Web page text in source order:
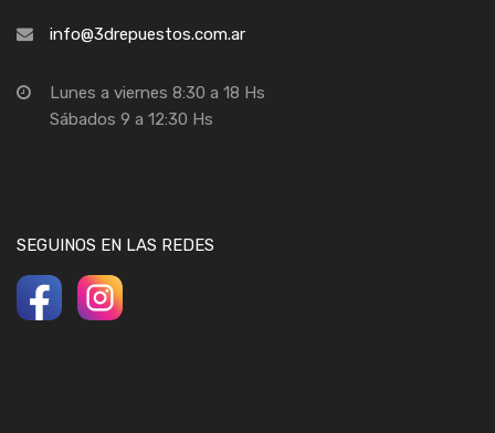
info@3drepuestos.com.ar
Lunes a viernes 8:30 a 18 Hs
Sábados 9 a 12:30 Hs
SEGUINOS EN LAS REDES